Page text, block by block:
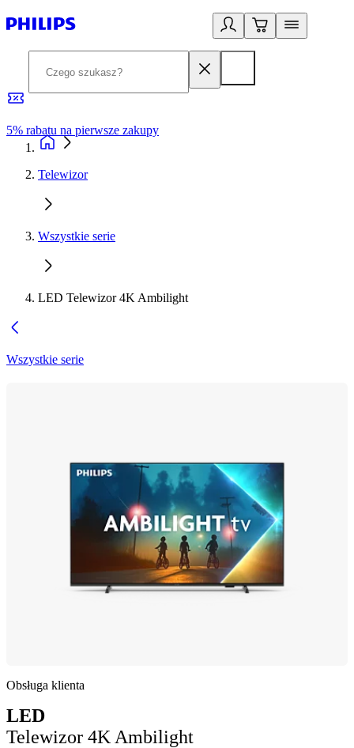
5% rabatu na pierwsze zakupy
Telewizor
Wszystkie serie
LED Telewizor 4K Ambilight
Wszystkie serie
Obsługa klienta
LED
Telewizor 4K Ambilight